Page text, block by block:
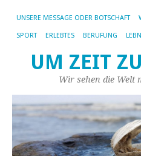
UNSERE MESSAGE ODER BOTSCHAFT
SPORT ERLEBTES BERUFUNG
UM ZEIT
Wir sehen die Welt